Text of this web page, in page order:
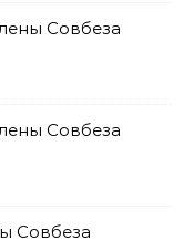
Совбеза
Совбеза
Совбеза